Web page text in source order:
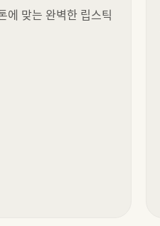
에 맞는 완벽한 립스틱